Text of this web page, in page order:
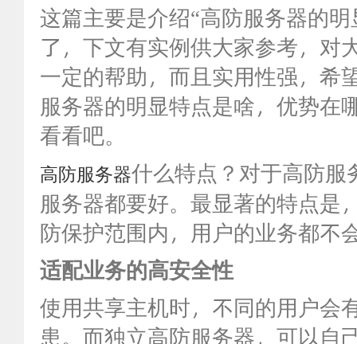
这篇主要是介绍“高防服务器的
了，下文有实例供大家参考，对
一定的帮助，而且实用性强，希
服务器的明显特点是啥，优势在
看看吧。
高防服务器什么特点？对于高防服
服务器都要好。最显著的特点是
防保护范围内，用户的业务都不
适配业务的高安全性
使用共享主机时，不同的用户会
患。而独立高防服务器，可以自